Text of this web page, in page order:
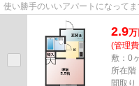
使い勝手のいいアパートになって
しの物件となっています。東武...
2.9万
(管理
敷：0
所在階
間取り